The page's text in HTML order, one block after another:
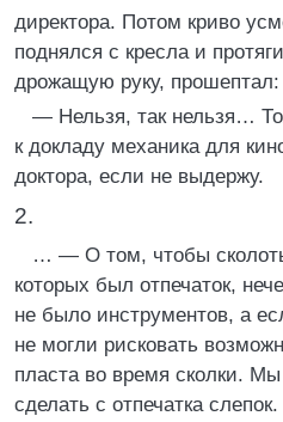
директора. Потом криво
поднялся с кресла и
дрожащую руку, прошептал:
— Нельзя, так нельзя…
к докладу механика для
доктора, если не выдержу.
2.
… — О том, чтобы
которых был отпечаток,
не было инструментов, а
не могли рисковать
пласта во время сколки.
сделать с отпечатка